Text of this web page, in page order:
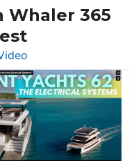
Beneteau
Trawler
54
&
Princess
F58
Flybridge
at
Whaler 365
:
Boston
Whaler
365
Conquest